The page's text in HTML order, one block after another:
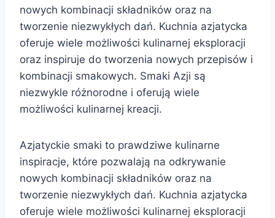
nowych kombinacji składników oraz na
tworzenie niezwykłych dań. Kuchnia azjatycka
oferuje wiele możliwości kulinarnej eksploracji
oraz inspiruje do tworzenia nowych przepisów i
kombinacji smakowych. Smaki Azji są
niezwykle różnorodne i oferują wiele
możliwości kulinarnej kreacji.
Azjatyckie smaki to prawdziwe kulinarne
inspiracje, które pozwalają na odkrywanie
nowych kombinacji składników oraz na
tworzenie niezwykłych dań. Kuchnia azjatycka
oferuje wiele możliwości kulinarnej eksploracji